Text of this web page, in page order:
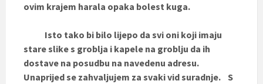
ovim krajem harala opaka bolest kuga.
Isto tako bi bilo lijepo da svi oni koji imaju
stare slike s groblja i kapele na groblju da ih
dostave na posudbu na navedenu adresu.
Unaprijed se zahvaljujem za svaki vid suradnje. S